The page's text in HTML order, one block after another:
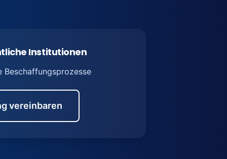
Institutionen
Beschaffungsprozesse
vereinbaren